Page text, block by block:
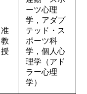
准
教
授
ーツ心理
学，アダプ
テッド・ス
ポーツ科
学，個人心
理学（アド
ラー心理
学）